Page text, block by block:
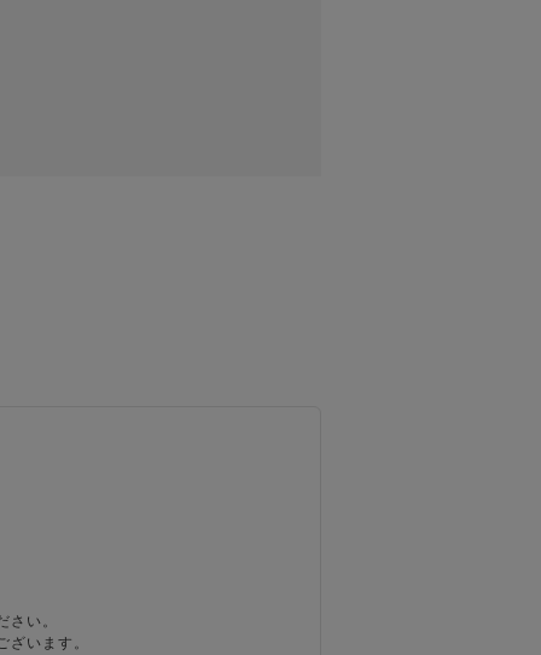
い。
います。